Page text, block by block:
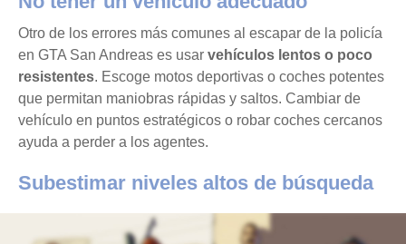
Otro de los errores más comunes al escapar de la policía
en GTA San Andreas es usar vehículos lentos o poco
resistentes. Escoge motos deportivas o coches potentes
que permitan maniobras rápidas y saltos. Cambiar de
vehículo en puntos estratégicos o robar coches cercanos
ayuda a perder a los agentes.
Subestimar niveles altos de búsqueda